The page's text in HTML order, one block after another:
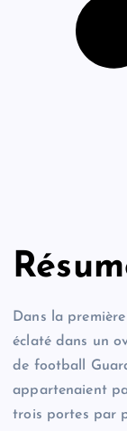
Dans la
éclaté dans un
de football
appartenaient
trois portes par